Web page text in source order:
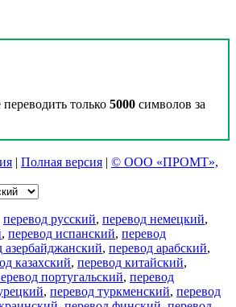
только 5000 символов за
| Полная версия | © ООО «ПРОМТ»,
перевод русский, перевод немецкий,
, перевод испанский, перевод
азербайджанский, перевод арабский,
казахский, перевод китайский,
португальский, перевод
, перевод туркменский, перевод